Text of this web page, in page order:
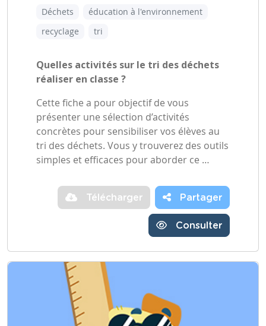
Déchets
éducation à l'environnement
recyclage
tri
Quelles activités sur le tri des déchets
réaliser en classe ?
Cette fiche a pour objectif de vous
présenter une sélection d’activités
concrètes pour sensibiliser vos élèves au
tri des déchets. Vous y trouverez des outils
simples et efficaces pour aborder ce …
Télécharger Partager
Consulter